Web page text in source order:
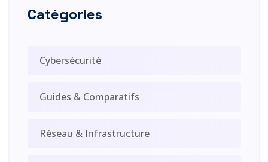
Catégories
Cybersécurité
Guides & Comparatifs
Réseau & Infrastructure